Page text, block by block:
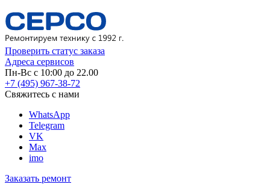
Проверить статус заказа
Адреса сервисов
Пн-Вс с 10:00 до 22.00
+7 (495) 967-38-72
Свяжитесь с нами
WhatsApp
Telegram
VK
Max
imo
Заказать ремонт